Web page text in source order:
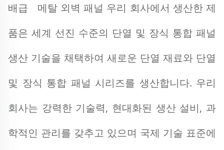
배급 메탈 외벽 패널 우리 회사에서 생산한 제
품은 세계 선진 수준의 단열 및 장식 통합 패널
생산 기술을 채택하여 새로운 단열 재료와 단열
및 장식 통합 패널 시리즈를 생산합니다. 우리
회사는 강력한 기술력, 현대화된 생산 설비, 과
학적인 관리를 갖추고 있으며 국제 기술 표준에